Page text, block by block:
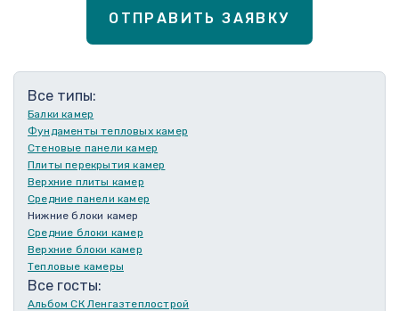
ОТПРАВИТЬ ЗАЯВКУ
Все типы:
Балки камер
Фундаменты тепловых камер
Стеновые панели камер
Плиты перекрытия камер
Верхние плиты камер
Средние панели камер
Нижние блоки камер
Средние блоки камер
Верхние блоки камер
Тепловые камеры
Все госты:
Альбом СК Ленгазтеплострой